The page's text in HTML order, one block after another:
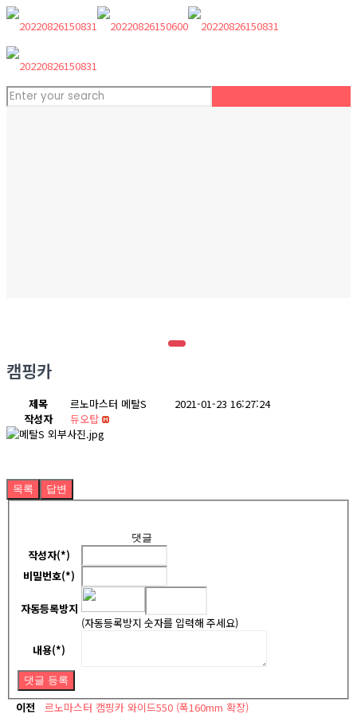
캠핑카
제목 르노마스터 메탈S
2021-01-23 16:27:24
작성자
듀오탑
목록 답변
댓글
작성자(*)
비밀번호(*)
자동등록방지
(자동등록방지 숫자를 입력해 주세요)
내용(*)
댓글 등록
이전
르노마스터 캠핑카 와이드550 (폭160mm 확장)